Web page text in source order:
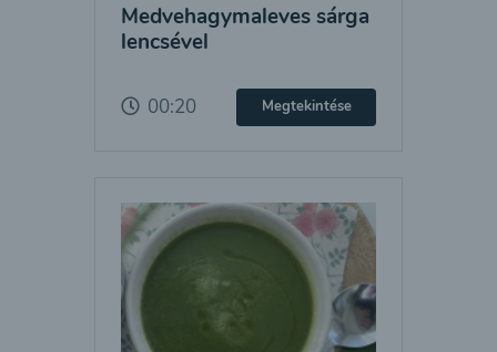
Medvehagymaleves sárga
lencsével
00:20 Megtekintése